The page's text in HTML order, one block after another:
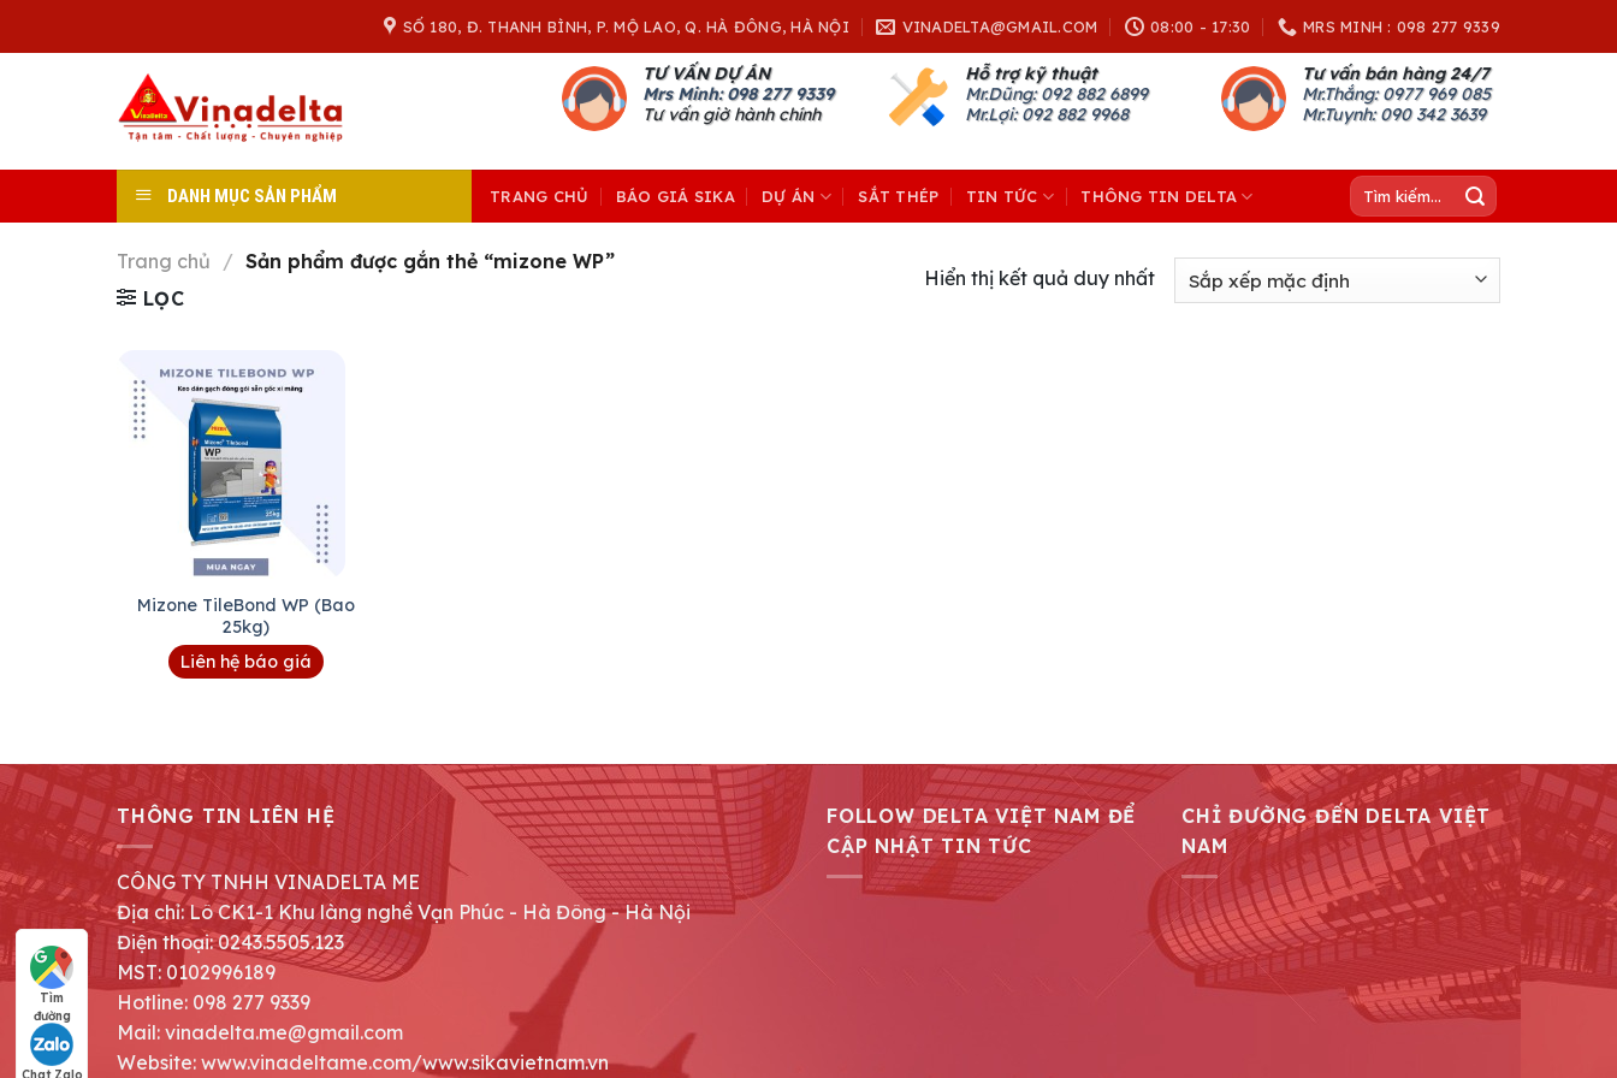
SỐ 180, Đ. THANH BÌNH, P. MỘ LAO, Q. HÀ ĐÔNG, HÀ NỘI VINADELTA@GMAIL.COM 08:00 - 17:30 MRS MINH : 098 277 9339
TƯ VẤN DỰ ÁN
Mrs Minh: 098 277 9339
Tư vấn giờ hành chính
Hỗ trợ kỹ thuật
Mr.Dũng:092 882 6899
Mr.Lợi: 092 882 9968
Tư vấn bán hàng 24/7
Mr.Thắng: 0977 969 085
Mr.Tuynh: 090 342 3639
DANH MỤC SẢN PHẨM TRANG CHỦ BÁO GIÁ SIKA DỰ ÁN SẮT THÉP TIN TỨC THÔNG TIN DELTA
Tìm
kiếm:
Trang chủ / Sản phẩm được gắn thẻ “mizone WP”
LỌC
Hiển thị kết quả duy nhất
Mizone TileBond WP (Bao
25kg)
Liên hệ báo giá
THÔNG TIN LIÊN HỆ
CÔNG TY TNHH VINADELTA ME
Địa chỉ: Lô CK1-1 Khu làng nghề Vạn Phúc - Hà Đông - Hà Nội
Điện thoại: 0243.5505.123
MST: 0102996189
Hotline: 098 277 9339
Mail: vinadelta.me@gmail.com
Website: www.vinadeltame.com/www.sikavietnam.vn
FOLLOW DELTA VIỆT NAM ĐỂ
CẬP NHẬT TIN TỨC
CHỈ ĐƯỜNG ĐẾN DELTA VIỆT
NAM
Tìm
đường
Chat Zalo